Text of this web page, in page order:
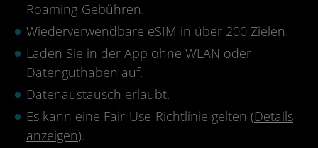
Roaming-Gebühren.
Wiederverwendbare eSIM in über 200 Zielen.
Laden Sie in der App ohne WLAN oder
Datenguthaben auf.
Datenaustausch erlaubt.
Es kann eine Fair-Use-Richtlinie gelten (Details
anzeigen).